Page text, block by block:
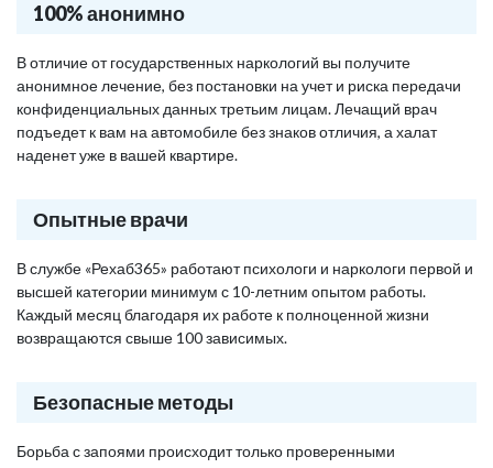
100% анонимно
В отличие от государственных наркологий вы получите
анонимное лечение, без постановки на учет и риска передачи
конфиденциальных данных третьим лицам. Лечащий врач
подъедет к вам на автомобиле без знаков отличия, а халат
наденет уже в вашей квартире.
Опытные врачи
В службе «Рехаб365» работают психологи и наркологи первой и
высшей категории минимум с 10-летним опытом работы.
Каждый месяц благодаря их работе к полноценной жизни
возвращаются свыше 100 зависимых.
Безопасные методы
Борьба с запоями происходит только проверенными